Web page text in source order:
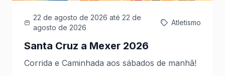
22 de agosto de 2026 até 22 de
agosto de 2026
Atletismo
Santa Cruz a Mexer 2026
Corrida e Caminhada aos sábados de manhã!